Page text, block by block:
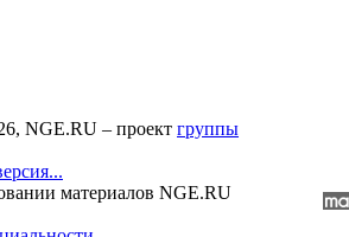
NGE.RU – проект группы
материалов NGE.RU